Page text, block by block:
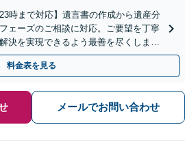
時まで対応】遺言書の作成から遺産分
ェーズのご相談に対応。ご要望を丁寧
決を実現できるよう最善を尽くします
御池駅徒歩1分】
料金表を見る
メールでお問い合わせ